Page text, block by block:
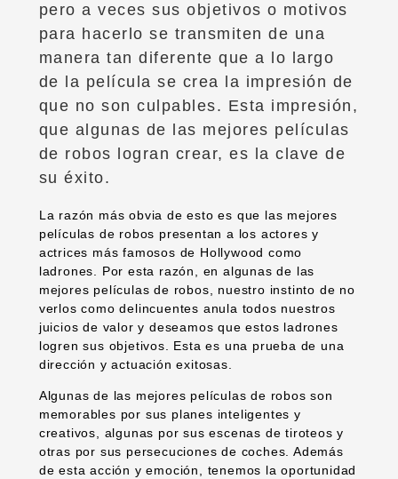
pero a veces sus objetivos o motivos
para hacerlo se transmiten de una
manera tan diferente que a lo largo
de la película se crea la impresión de
que no son culpables. Esta impresión,
que algunas de las mejores películas
de robos logran crear, es la clave de
su éxito.
La razón más obvia de esto es que las mejores
películas de robos presentan a los actores y
actrices más famosos de Hollywood como
ladrones. Por esta razón, en algunas de las
mejores películas de robos, nuestro instinto de no
verlos como delincuentes anula todos nuestros
juicios de valor y deseamos que estos ladrones
logren sus objetivos. Esta es una prueba de una
dirección y actuación exitosas.
Algunas de las mejores películas de robos son
memorables por sus planes inteligentes y
creativos, algunas por sus escenas de tiroteos y
otras por sus persecuciones de coches. Además
de esta acción y emoción, tenemos la oportunidad